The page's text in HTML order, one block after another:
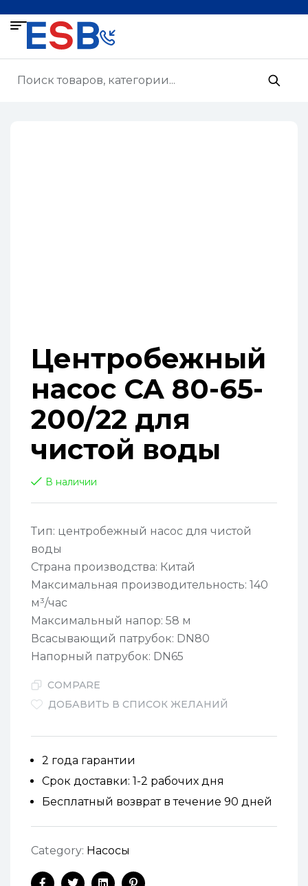
Центробежный
насос CA 80-65-
200/22 для
чистой воды
В наличии
Тип: центробежный насос для чистой
воды
Страна производства: Китай
Максимальная производительность: 140
м³/час
Максимальный напор: 58 м
Всасывающий патрубок: DN80
Напорный патрубок: DN65
COMPARE
ДОБАВИТЬ В СПИСОК ЖЕЛАНИЙ
2 года гарантии
Срок доставки: 1-2 рабочих дня
Бесплатный возврат в течение 90 дней
Category: Насосы